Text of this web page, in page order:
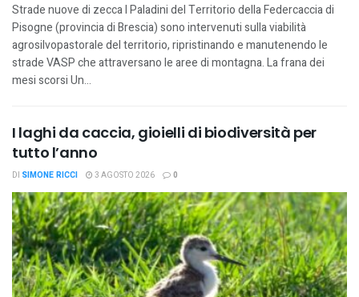
Strade nuove di zecca I Paladini del Territorio della Federcaccia di
Pisogne (provincia di Brescia) sono intervenuti sulla viabilità
agrosilvopastorale del territorio, ripristinando e manutenendo le
strade VASP che attraversano le aree di montagna. La frana dei
mesi scorsi Un...
I laghi da caccia, gioielli di biodiversità per
tutto l’anno
DI SIMONE RICCI 3 AGOSTO 2026 0